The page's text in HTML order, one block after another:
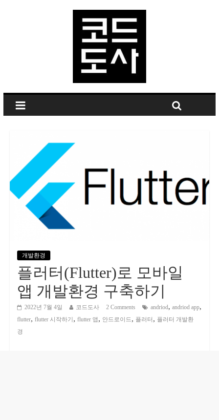
개발환경
플러터(Flutter)로 모바일
앱 개발환경 구축하기
2022년 7월 4일 코드도사 2 Comments andriod, andriod app,
flutter, flutter 시작하기 , flutter 앱 , 안드로이드, 플러터 , 플러터 개발환
경